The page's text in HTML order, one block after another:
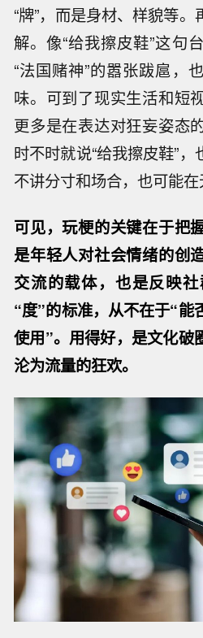
“牌”，而是身材、样貌等
解。像“给我擦皮鞋”这句
“法国赌神”的嚣张跋扈，
味。可到了现实生活和短
更多是在表达对狂妄姿态
时不时就说“给我擦皮鞋”
不讲分寸和场合，也可能在
可见，玩梗的关键在于把
是年轻人对社会情绪的创
交流的载体，也是反映
“度”的标准，从不在于“能
使用”。用得好，是文化破
沦为流量的狂欢。